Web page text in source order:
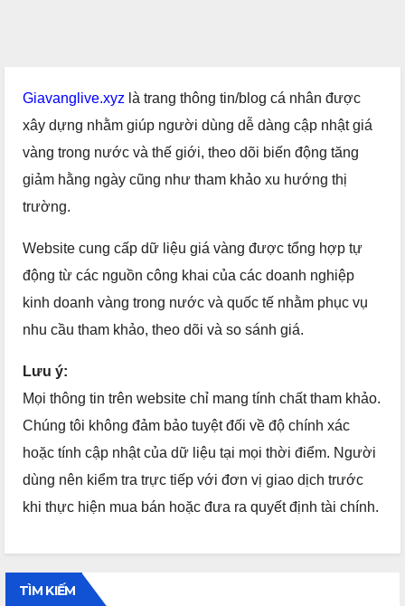
Giavanglive.xyz là trang thông tin/blog cá nhân được
xây dựng nhằm giúp người dùng dễ dàng cập nhật giá
vàng trong nước và thế giới, theo dõi biến động tăng
giảm hằng ngày cũng như tham khảo xu hướng thị
trường.
Website cung cấp dữ liệu giá vàng được tổng hợp tự
động từ các nguồn công khai của các doanh nghiệp
kinh doanh vàng trong nước và quốc tế nhằm phục vụ
nhu cầu tham khảo, theo dõi và so sánh giá.
Lưu ý:
Mọi thông tin trên website chỉ mang tính chất tham khảo.
Chúng tôi không đảm bảo tuyệt đối về độ chính xác
hoặc tính cập nhật của dữ liệu tại mọi thời điểm. Người
dùng nên kiểm tra trực tiếp với đơn vị giao dịch trước
khi thực hiện mua bán hoặc đưa ra quyết định tài chính.
TÌM KIẾM